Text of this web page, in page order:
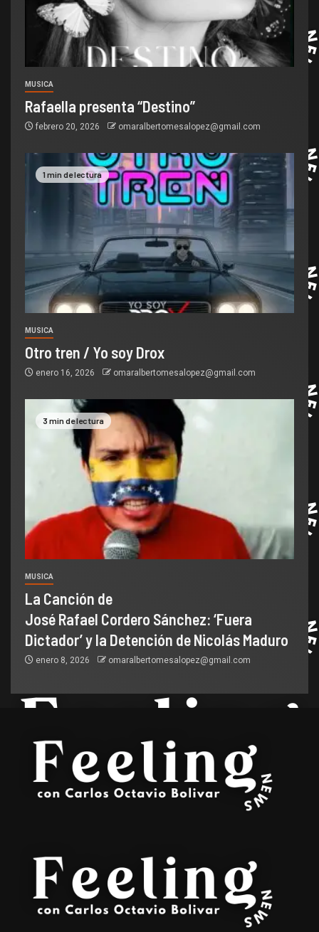
MUSICA
Rafaella presenta “Destino”
febrero 20, 2026 omaralbertomesalopez@gmail.com
1 min de lectura
MUSICA
Otro tren / Yo soy Drox
enero 16, 2026 omaralbertomesalopez@gmail.com
3 min de lectura
MUSICA
La Canción de
José Rafael Cordero Sánchez: ‘Fuera
Dictador’ y la Detención de Nicolás Maduro
enero 8, 2026 omaralbertomesalopez@gmail.com